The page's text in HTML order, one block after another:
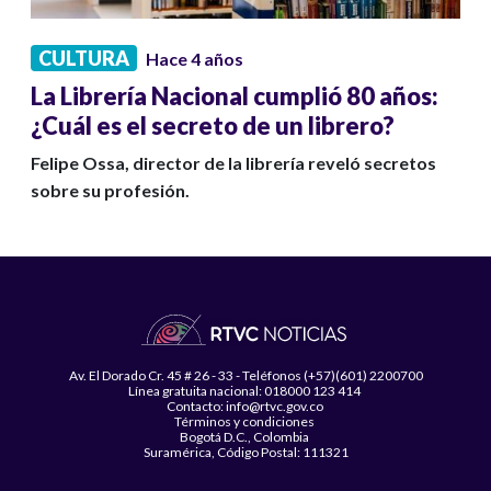
CULTURA Hace 4 años
La Librería Nacional cumplió 80 años:
¿Cuál es el secreto de un librero?
Felipe Ossa, director de la librería reveló secretos
sobre su profesión.
Av. El Dorado Cr. 45 # 26 - 33 - Teléfonos (+57)(601) 2200700
Línea gratuita nacional: 018000 123 414
Contacto: info@rtvc.gov.co
Términos y condiciones
Bogotá D.C., Colombia
Suramérica, Código Postal: 111321